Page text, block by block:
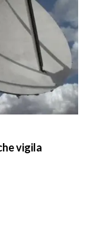
vigila